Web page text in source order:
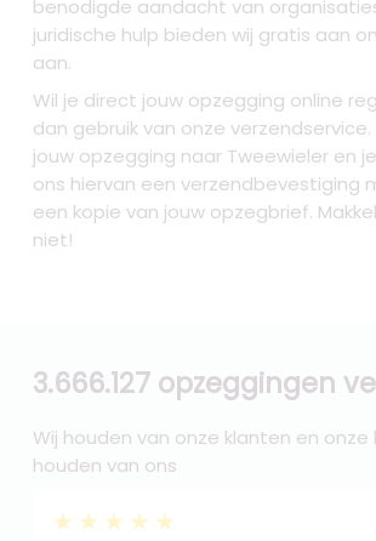
benodigde aandacht van
juridische hulp bieden wij gratis aan
aan.
Wil je direct jouw opzegging online
dan gebruik van onze
jouw opzegging naar Tweewieler en
ons hiervan een verzendbevestiging
een kopie van jouw opzegbrief.
niet!
3.666.127 opzeggingen
Wij houden van onze klanten en onze
houden van ons
★★★★★